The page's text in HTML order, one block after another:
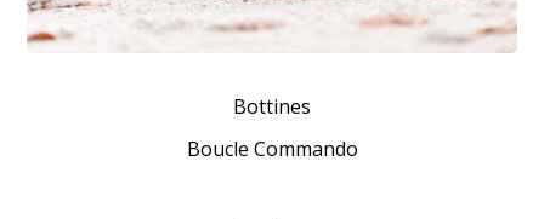
Bottines
Boucle Commando